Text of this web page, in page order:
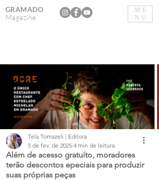
ME
NU
GRAMADO
Magazine
Além de acesso gratuíto, moradores
terão descontos epeciais para produzir
suas próprias peças
Tela Tomazeli | Editora
5 de fev. de 2025 4 min de leitura